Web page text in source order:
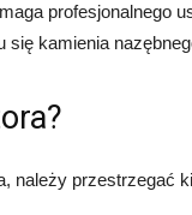
profesjonalnego
kamienia
należy przestrzegać